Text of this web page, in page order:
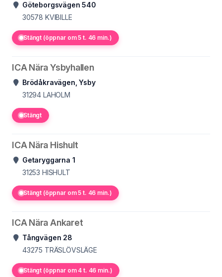
Göteborgsvägen 540
30578 KVIBILLE
Stängt (öppnar om 5 t. 46 min.)
ICA Nära Ysbyhallen
Brödåkravägen, Ysby
31294 LAHOLM
Stängt
ICA Nära Hishult
Getaryggarna 1
31253 HISHULT
Stängt (öppnar om 5 t. 46 min.)
ICA Nära Ankaret
Tångvägen 28
43275 TRÄSLÖVSLÄGE
Stängt (öppnar om 4 t. 46 min.)